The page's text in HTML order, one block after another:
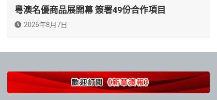
粵澳名優商品展開幕 簽署49份合作項目
2026年8月7日